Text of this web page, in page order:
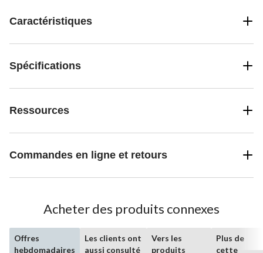
Caractéristiques
Spécifications
Ressources
Commandes en ligne et retours
Acheter des produits connexes
Offres
hebdomadaires
Les clients ont
aussi consulté
Vers les
produits
Plus de
cette